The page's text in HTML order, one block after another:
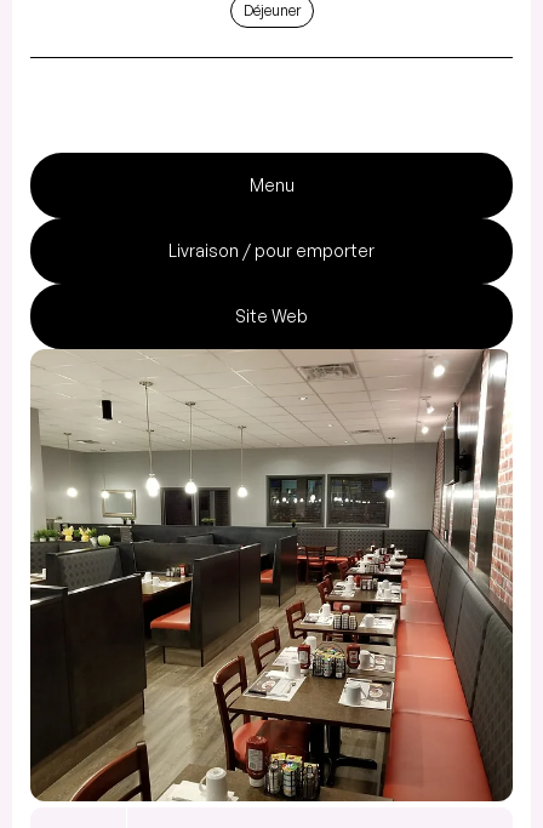
Déjeuner
Menu
Livraison / pour emporter
Site Web